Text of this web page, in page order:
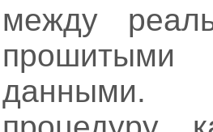
между
данными.